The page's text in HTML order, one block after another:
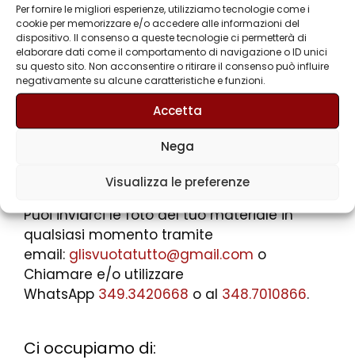
Per fornire le migliori esperienze, utilizziamo tecnologie come i
cookie per memorizzare e/o accedere alle informazioni del
dispositivo. Il consenso a queste tecnologie ci permetterà di
elaborare dati come il comportamento di navigazione o ID unici
su questo sito. Non acconsentire o ritirare il consenso può influire
negativamente su alcune caratteristiche e funzioni.
Accetta
Nega
Visualizza le preferenze
Puoi inviarci le foto del tuo materiale in
qualsiasi momento tramite
email: glisvuotatutto@gmail.com o
Chiamare e/o utilizzare
WhatsApp 349.3420668 o al 348.7010866.
Ci occupiamo di: